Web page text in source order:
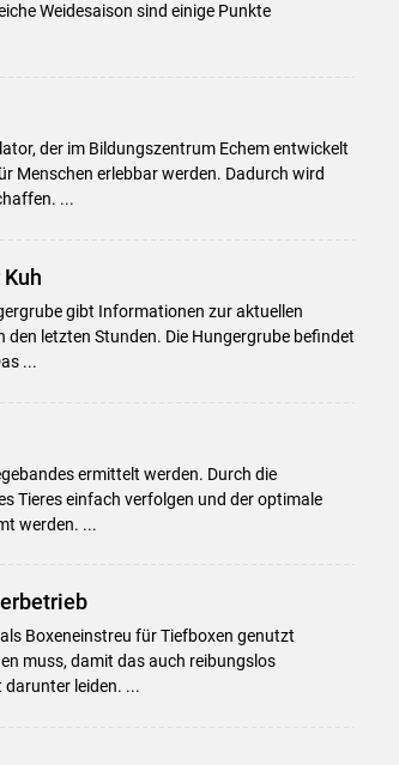
Weidesaison sind einige Punkte
der im Bildungszentrum Echem entwickelt
Menschen erlebbar werden. Dadurch wird
...
gibt Informationen zur aktuellen
letzten Stunden. Die Hungergrube befindet
...
ermittelt werden. Durch die
Tieres einfach verfolgen und der optimale
werden. ...
Boxeneinstreu für Tiefboxen genutzt
muss, damit das auch reibungslos
leiden. ...